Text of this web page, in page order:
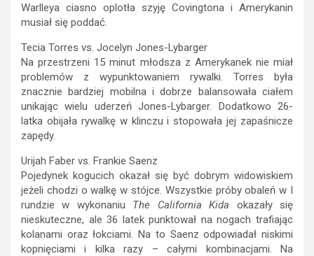
Warlleya ciasno oplotła szyję Covingtona i Amerykanin
musiał się poddać.
Tecia Torres vs. Jocelyn Jones-Lybarger
Na przestrzeni 15 minut młodsza z Amerykanek nie miał
problemów z wypunktowaniem rywalki. Torres była
znacznie bardziej mobilna i dobrze balansowała ciałem
unikając wielu uderzeń Jones-Lybarger. Dodatkowo 26-
latka obijała rywalkę w klinczu i stopowała jej zapaśnicze
zapędy.
Urijah Faber vs. Frankie Saenz
Pojedynek kogucich okazał się być dobrym widowiskiem
jeżeli chodzi o walkę w stójce. Wszystkie próby obaleń w I
rundzie w wykonaniu The California Kida okazały się
nieskuteczne, ale 36 latek punktował na nogach trafiając
kolanami oraz łokciami. Na to Saenz odpowiadał niskimi
kopnięciami i kilka razy – całymi kombinacjami. Na